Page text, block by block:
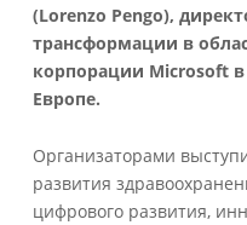
(Lorenzo Pengo),
трансформации в
корпорации Microsoft
Европе.
Организаторами
развития
цифрового развития,